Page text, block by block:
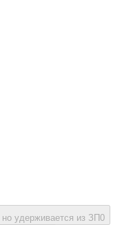
удерживается из ЗП0